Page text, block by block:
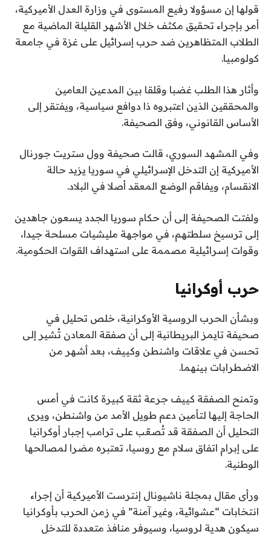
قولها إن مسؤولا رفيع المستوى في وزارة العدل الأميركية،
أمر بإجراء تحقيق مكثف خلال الأشهر القليلة الماضية مع
الطلاب المتظاهرين ضد حرب إسرائيل على غزة في جامعة
كولومبيا.
وأثار هذا الطلب غضبا وقلقا بين المدعين العامين
والمحققين الذين اعتبروه ذا دوافع سياسية، ويفتقر إلى
الأساس القانوني، وفق الصحيفة.
وفي المشهد السوري، قالت صحيفة وول ستريت جورنال
الأميركية إن التدخل الإسرائيلي في سوريا يزيد حالة
الانقسام، ويفاقم الوضع المعقد أصلا في البلاد.
ولفتت الصحيفة إلى أن حكام سوريا الجدد يسعون جاهدين
إلى ترسيخ سلطتهم، في مواجهة مليشيات مسلحة جيدا،
وقوات إسرائيلية مصممة على استهداف القوات الحكومية.
حرب أوكرانيا
وبشأن الحرب الروسية الأوكرانية، خلص تحليل في
صحيفة تايمز البريطانية إلى أن صفقة المعادن تُشير إلى
تحسن في علاقات واشنطن وكييف، بعد أشهر من
الاضطرابات بينهما.
وتمنح الصفقة كييف جرعة ثقة كبيرة كانت في أمس
الحاجة إليها لتأمين دعم طويل الأمد من واشنطن، ويرى
التحليل أن الصفقة قد تُصعّب على ترامب إجبار أوكرانيا
على إبرام اتفاق سلام مع روسيا، تعتبره مضرا لمصالحها
الوطنية.
ورأى مقال بمجلة ناشيونال إنترست الأميركية أن إجراء
انتخابات “عشوائية، وغير آمنة” في زمن الحرب بأوكرانيا
سيكون هدية لروسيا، وسيوفر منافذ متعددة للتدخل